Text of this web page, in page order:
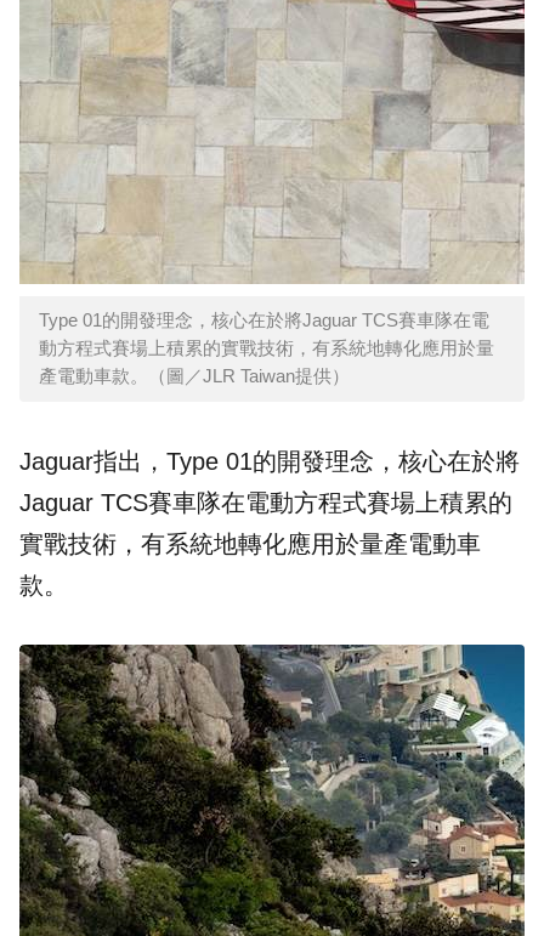
Type 01的開發理念，核心在於將Jaguar TCS賽車隊在電
動方程式賽場上積累的實戰技術，有系統地轉化應用於量
產電動車款。（圖／JLR Taiwan提供）
Jaguar指出，Type 01的開發理念，核心在於將
Jaguar TCS賽車隊在電動方程式賽場上積累的
實戰技術，有系統地轉化應用於量產電動車
款。